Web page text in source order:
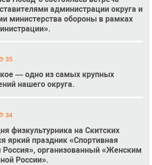
администрации округа и
министерства обороны в рамках
35
— одно из самых крупных
нашего округа.
34
физкультурника на Скитских
яркий праздник «Спортивная
Россия», организованный «Женским
России».